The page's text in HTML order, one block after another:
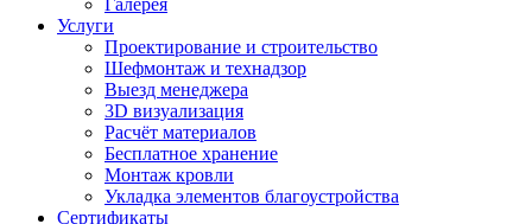
Услуги
Проектирование и строительство
Шефмонтаж и технадзор
Выезд менеджера
3D визуализация
Расчёт материалов
Бесплатное хранение
Монтаж кровли
Укладка элементов благоустройства
Сертификаты